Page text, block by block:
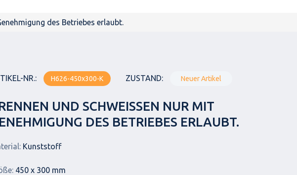
des Betriebes erlaubt.
NR.: H626-450x300-K ZUSTAND: Neuer Artikel
UND SCHWEISSEN NUR MIT G
DES BETRIEBES ERLAUBT.
Kunststoff
450 x 300 mm